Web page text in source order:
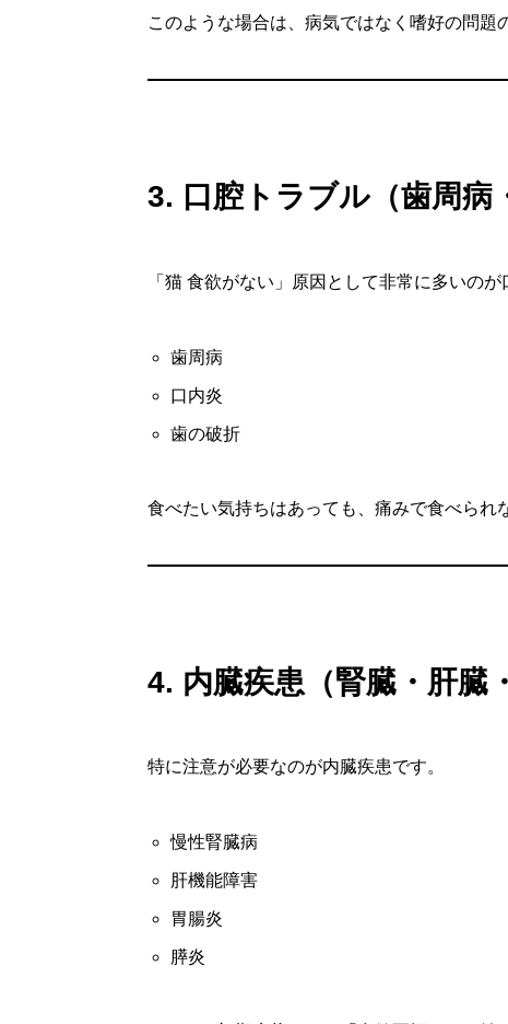
このような場合は、病気ではなく嗜好の問題
3. 口腔トラブル（歯周病
「猫 食欲がない」原因として非常に多いのが
歯周病
口内炎
歯の破折
食べたい気持ちはあっても、痛みで食べられ
4. 内臓疾患（腎臓・肝臓
特に注意が必要なのが内臓疾患です。
慢性腎臓病
肝機能障害
胃腸炎
膵炎